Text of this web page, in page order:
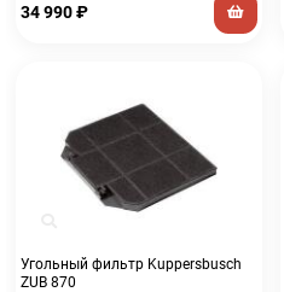
34 990₽
Угольный фильтр Kuppersbusch
ZUB 870